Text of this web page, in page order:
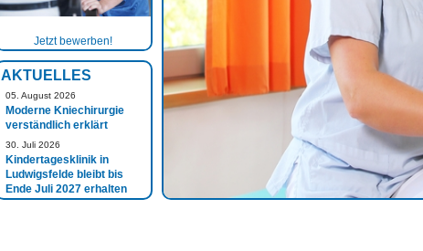
Jetzt bewerben!
AKTUELLES
05. August 2026
Moderne Kniechirurgie
verständlich erklärt
30. Juli 2026
Kindertagesklinik in
Ludwigsfelde bleibt bis
Ende Juli 2027 erhalten